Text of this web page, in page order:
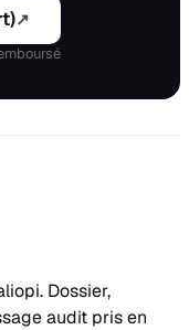
↗
Dossier,
audit pris en